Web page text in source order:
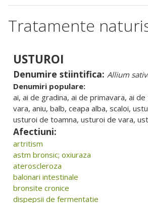
Tratamente
USTUROI
Denumire stiintifica: Allium
Denumiri populare:
ai, ai de gradina, ai de primavara, ai
vara, aniu, balb, ceapa alba, scaloi,
usturoi de toamna, usturoi de vara,
Afectiuni:
artritism
astm bronsic; oxiuraza
ateroscleroza
balonari intestinale
bronsite cronice
dispepsii de fermentatie